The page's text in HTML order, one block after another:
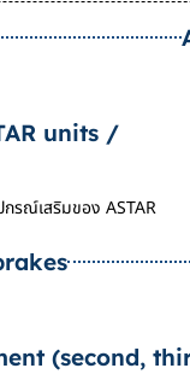
units /
รณ์เสริมของ ASTAR
(second,